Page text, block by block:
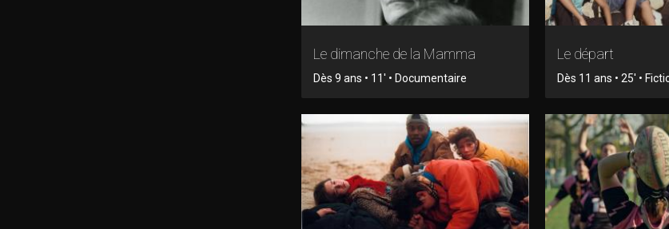
Le dimanche de la Mamma
Dès 9 ans • 11' • Documentaire
Le départ
Dès 11 ans • 25' •